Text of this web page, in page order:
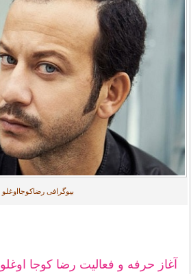
بیوگرافی رضاکوجااوغلو
آغاز حرفه و فعالیت رضا کوجا اوغلو